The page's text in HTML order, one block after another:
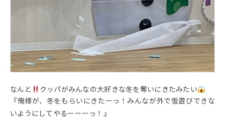
なんと
クッパがみんなの大好きな冬を奪いにきたみたい
『俺様が、冬をもらいにきたーっ！みんなが外で雪遊びできな
いようにしてやるーーーっ！』